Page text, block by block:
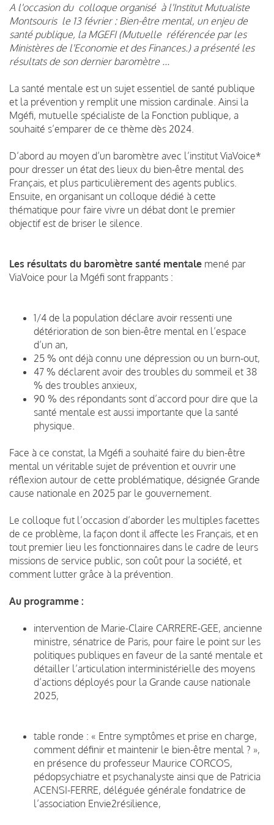
A l'occasion du colloque organisé à l'Institut Mutualiste
Montsouris le 13 février : Bien-être mental, un enjeu de
santé publique, la MGEFI (Mutuelle référencée par les
Ministères de l'Economie et des Finances.) a présenté les
résultats de son dernier baromètre ...
La santé mentale est un sujet essentiel de santé publique
et la prévention y remplit une mission cardinale. Ainsi la
Mgéfi, mutuelle spécialiste de la Fonction publique, a
souhaité s’emparer de ce thème dès 2024.
D’abord au moyen d’un baromètre avec l’institut ViaVoice*
pour dresser un état des lieux du bien-être mental des
Français, et plus particulièrement des agents publics.
Ensuite, en organisant un colloque dédié à cette
thématique pour faire vivre un débat dont le premier
objectif est de briser le silence.
Les résultats du baromètre santé mentale mené par
ViaVoice pour la Mgéfi sont frappants :
1/4 de la population déclare avoir ressenti une
détérioration de son bien-être mental en l’espace
d’un an,
25 % ont déjà connu une dépression ou un burn-out,
47 % déclarent avoir des troubles du sommeil et 38
% des troubles anxieux,
90 % des répondants sont d’accord pour dire que la
santé mentale est aussi importante que la santé
physique.
Face à ce constat, la Mgéfi a souhaité faire du bien-être
mental un véritable sujet de prévention et ouvrir une
réflexion autour de cette problématique, désignée Grande
cause nationale en 2025 par le gouvernement.
Le colloque fut l’occasion d’aborder les multiples facettes
de ce problème, la façon dont il affecte les Français, et en
tout premier lieu les fonctionnaires dans le cadre de leurs
missions de service public, son coût pour la société, et
comment lutter grâce à la prévention.
Au programme :
intervention de Marie-Claire CARRERE-GEE, ancienne
ministre, sénatrice de Paris, pour faire le point sur les
politiques publiques en faveur de la santé mentale et
détailler l’articulation interministérielle des moyens
d’actions déployés pour la Grande cause nationale
2025,
table ronde : « Entre symptômes et prise en charge,
comment définir et maintenir le bien-être mental ? »,
en présence du professeur Maurice CORCOS,
pédopsychiatre et psychanalyste ainsi que de Patricia
ACENSI-FERRE, déléguée générale fondatrice de
l’association Envie2résilience,